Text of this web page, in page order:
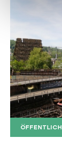
Der
Copyright: